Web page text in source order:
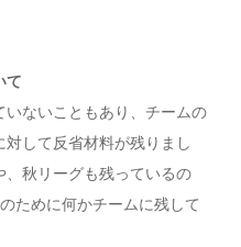
て
ないこともあり、チームの
して反省材料が残りまし
秋リーグも残っているの
ために何かチームに残して